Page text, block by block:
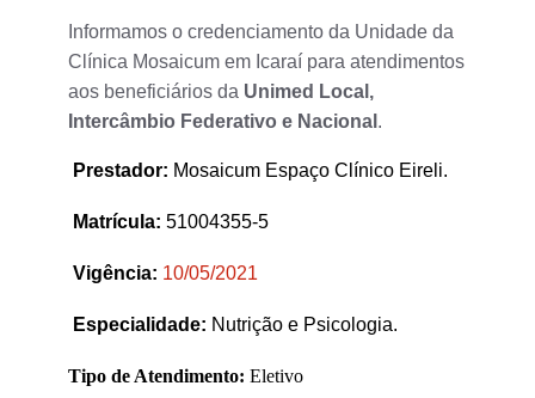
Informamos o credenciamento da Unidade da
Clínica Mosaicum em Icaraí para atendimentos
aos beneficiários da Unimed Local,
Intercâmbio Federativo e Nacional .
Prestador: Mosaicum Espaço Clínico Eireli.
Matrícula: 51004355-5
Vigência: 10/05/2021
Especialidade: Nutrição e Psicologia.
Tipo de Atendimento: Eletivo